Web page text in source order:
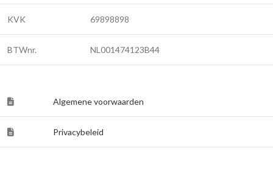
KVK 69898898
BTWnr. NL001474123B44
Algemene voorwaarden
Privacybeleid